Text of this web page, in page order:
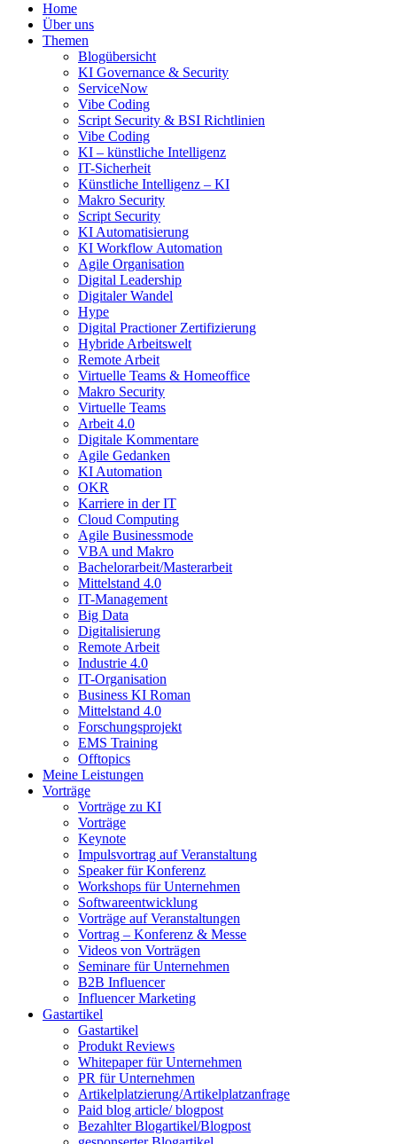
Home
Über uns
Themen
Blogübersicht
KI Governance & Security
ServiceNow
Vibe Coding
Script Security & BSI Richtlinien
Vibe Coding
KI – künstliche Intelligenz
IT-Sicherheit
Künstliche Intelligenz – KI
Makro Security
Script Security
KI Automatisierung
KI Workflow Automation
Agile Organisation
Digital Leadership
Digitaler Wandel
Hype
Digital Practioner Zertifizierung
Hybride Arbeitswelt
Remote Arbeit
Virtuelle Teams & Homeoffice
Makro Security
Virtuelle Teams
Arbeit 4.0
Digitale Kommentare
Agile Gedanken
KI Automation
OKR
Karriere in der IT
Cloud Computing
Agile Businessmode
VBA und Makro
Bachelorarbeit/Masterarbeit
Mittelstand 4.0
IT-Management
Big Data
Digitalisierung
Remote Arbeit
Industrie 4.0
IT-Organisation
Business KI Roman
Mittelstand 4.0
Forschungsprojekt
EMS Training
Offtopics
Meine Leistungen
Vorträge
Vorträge zu KI
Vorträge
Keynote
Impulsvortrag auf Veranstaltung
Speaker für Konferenz
Workshops für Unternehmen
Softwareentwicklung
Vorträge auf Veranstaltungen
Vortrag – Konferenz & Messe
Videos von Vorträgen
Seminare für Unternehmen
B2B Influencer
Influencer Marketing
Gastartikel
Gastartikel
Produkt Reviews
Whitepaper für Unternehmen
PR für Unternehmen
Artikelplatzierung/Artikelplatzanfrage
Paid blog article/ blogpost
Bezahlter Blogartikel/Blogpost